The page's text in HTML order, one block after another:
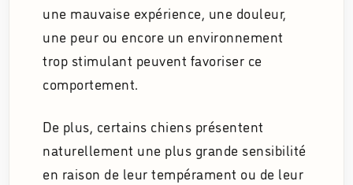
une mauvaise expérience, une douleur,
une peur ou encore un environnement
trop stimulant peuvent favoriser ce
comportement.
De plus, certains chiens présentent
naturellement une plus grande sensibilité
en raison de leur tempérament ou de leur